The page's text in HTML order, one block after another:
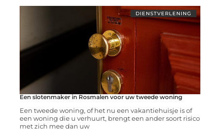
DIENSTVERLENING
Een slotenmaker in Rosmalen voor uw tweede woning
Een tweede woning, of het nu een vakantiehuisje is of
een woning die u verhuurt, brengt een ander soort risico
met zich mee dan uw